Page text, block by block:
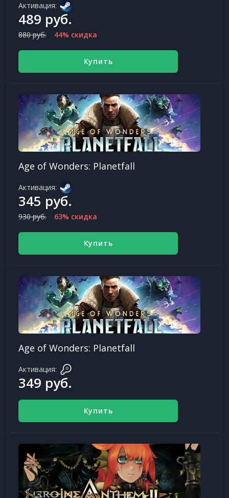
Активация:
489 руб.
880 руб. 44% скидка
Купить
Age of Wonders: Planetfall
Активация:
345 руб.
930 руб. 63% скидка
Купить
Age of Wonders: Planetfall
Активация:
349 руб.
Купить